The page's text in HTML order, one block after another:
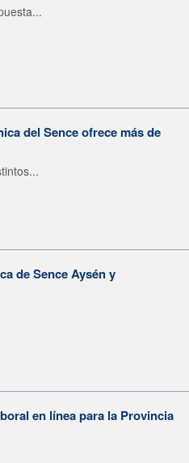
del Sence ofrece más de
de Sence Aysén y
en línea para la Provincia